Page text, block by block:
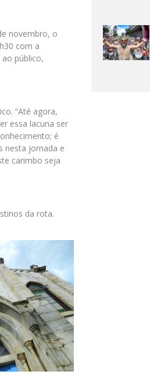
novembro, o
com a
público,
“Até agora,
essa lacuna ser
é
nesta jornada e
carimbo seja
da rota.